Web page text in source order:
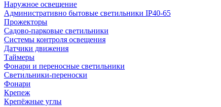
Наружное освещение
Административно бытовые светильники IP40-65
Прожекторы
Садово-парковые светильники
Системы контроля освещения
Датчики движения
Таймеры
Фонари и переносные светильники
Светильники-переноски
Фонари
Крепеж
Крепёжные углы